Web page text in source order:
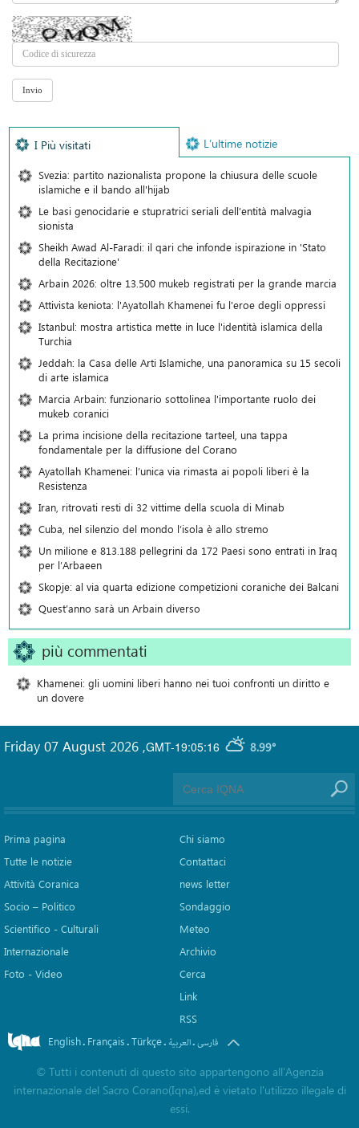
I Più visitati L’ultime notizie
Svezia: partito nazionalista propone la chiusura delle scuole
islamiche e il bando all'hijab
Le basi genocidarie e stupratrici seriali dell’entità malvagia
sionista
Sheikh Awad Al-Faradi: il qari che infonde ispirazione in 'Stato
della Recitazione'
Arbain 2026: oltre 13.500 mukeb registrati per la grande marcia
Attivista keniota: l'Ayatollah Khamenei fu l'eroe degli oppressi
Istanbul: mostra artistica mette in luce l'identità islamica della
Turchia
Jeddah: la Casa delle Arti Islamiche, una panoramica su 15 secoli
di arte islamica
Marcia Arbain: funzionario sottolinea l'importante ruolo dei
mukeb coranici
La prima incisione della recitazione tarteel, una tappa
fondamentale per la diffusione del Corano
Ayatollah Khamenei: l’unica via rimasta ai popoli liberi è la
Resistenza
Iran, ritrovati resti di 32 vittime della scuola di Minab
Cuba, nel silenzio del mondo l’isola è allo stremo
Un milione e 813.188 pellegrini da 172 Paesi sono entrati in Iraq
per l’Arbaeen
Skopje: al via quarta edizione competizioni coraniche dei Balcani
Quest’anno sarà un Arbain diverso
più commentati
Khamenei: gli uomini liberi hanno nei tuoi confronti un diritto e
un dovere
GMT-19:05:16 8.99°
Friday 07 August 2026 ,
Prima pagina
Tutte le notizie
Attività Coranica
Socio – Politico
Scientifico - Culturali
Internazionale
Foto - Video
Chi siamo
Contattaci
news letter
Sondaggio
Meteo
Archivio
Cerca
Link
RSS
English. Français.Türkçe. العربیة.فارسی
© Tutti i contenuti di questo sito appartengono all'Agenzia
internazionale del Sacro Corano(Iqna),ed è vietato l'utilizzo illegale di
essi.